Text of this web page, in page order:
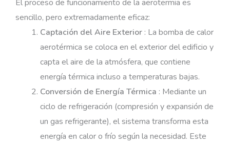
El proceso de funcionamiento de la aerotermia es
sencillo, pero extremadamente eficaz:
Captación del Aire Exterior : La bomba de calor
aerotérmica se coloca en el exterior del edificio y
capta el aire de la atmósfera, que contiene
energía térmica incluso a temperaturas bajas.
Conversión de Energía Térmica : Mediante un
ciclo de refrigeración (compresión y expansión de
un gas refrigerante), el sistema transforma esta
energía en calor o frío según la necesidad. Este